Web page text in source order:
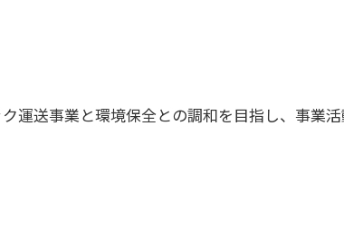
運送事業と環境保全との調和を目指し、事業